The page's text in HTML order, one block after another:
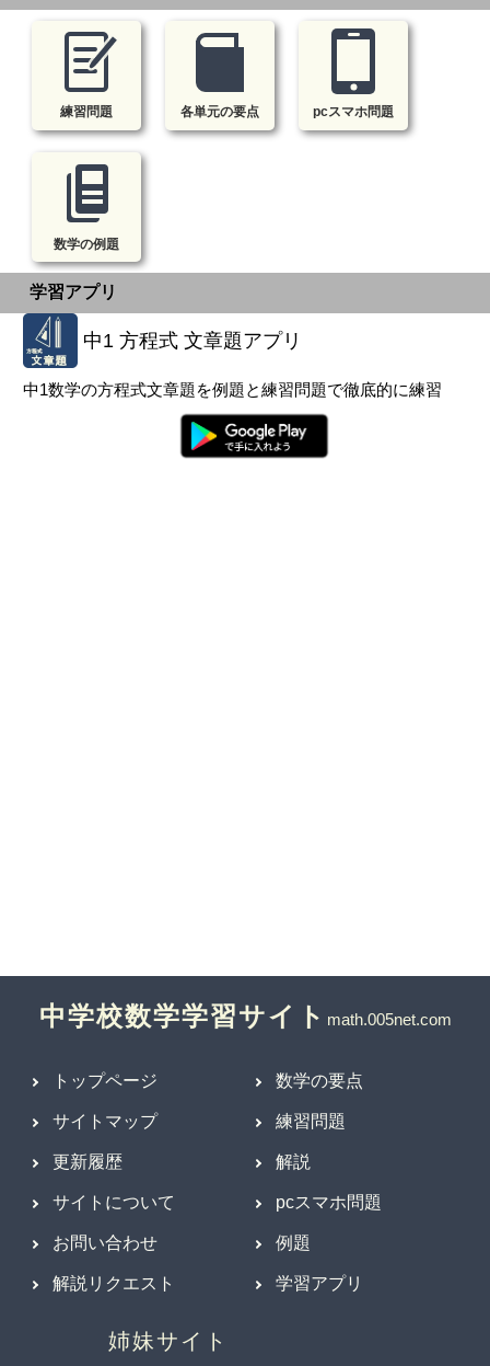
練習問題 各単元の要点 pcスマホ問題
数学の例題
学習アプリ
中1 方程式 文章題アプリ
中1数学の方程式文章題を例題と練習問題で徹底的に練習
中学校数学学習サイト
トップページ
サイトマップ
更新履歴
サイトについて
お問い合わせ
解説リクエスト
数学の要点
練習問題
解説
pcスマホ問題
例題
学習アプリ